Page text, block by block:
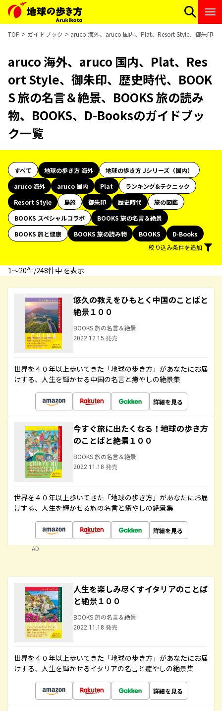
TOP ガイドブック aruco 海外、aruco 国内、Plat、Resort Style、御朱印、
aruco 海外、aruco 国内、Plat、Res
ort Style、御朱印、歴史時代、BOOK
S 旅の名言＆絶景、BOOKS 旅の読み
物、BOOKS、D-Booksのガイドブッ
ク一覧
すべて 地球の歩き方 海外
地球の歩き方 Jシリーズ（国内）
aruco 海外
aruco 国内 Plat
ランキング&テクニック
Resort Style
島旅 御朱印 歴史時代
旅の図鑑
BOOKS スペシャルコラボ
BOOKS 旅の名言＆絶景
BOOKS 旅と健康
BOOKS 旅の読み物 BOOKS
D-Books
絞り込み条件を追加
1〜20件/248件中 を表示
悠久の教えをひもとく中国のことばと
絶景１００
BOOKS 旅の名言＆絶景
2022.12.15 発売
世界を４０年以上歩いてきた「地球の歩き方」があなたにお届
けする、人生を輝かせる中国の名言と癒やしの絶景集
詳細を見る
今すぐ旅に出たくなる！地球の歩き方
のことばと絶景１００
BOOKS 旅の名言＆絶景
2022.11.18 発売
世界を４０年以上歩いてきた「地球の歩き方」があなたにお届
けする、人生を輝かせる旅の名言と癒やしの絶景集
詳細を見る
AD
人生を楽しみ尽くすイタリアのことば
と絶景１００
BOOKS 旅の名言＆絶景
2022.11.18 発売
世界を４０年以上歩いてきた「地球の歩き方」があなたにお届
けする、人生を輝かせるイタリアの名言と癒やしの絶景集
詳細を見る